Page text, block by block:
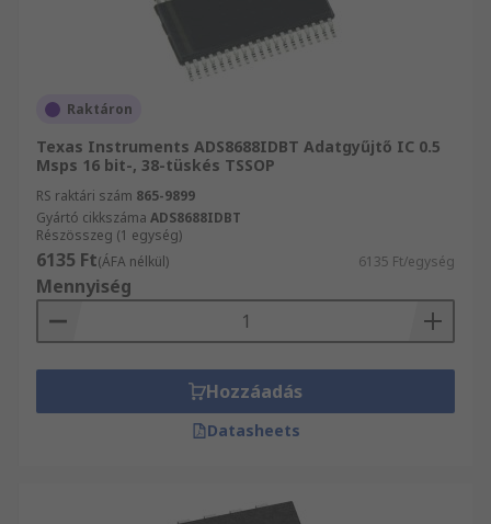
Raktáron
Texas Instruments ADS8688IDBT Adatgyűjtő IC 0.5
Msps 16 bit-, 38-tüskés TSSOP
RS raktári szám 865-9899
Gyártó cikkszáma ADS8688IDBT
Részösszeg (1 egység)
6135 Ft(ÁFA nélkül) 6135 Ft/egység
Mennyiség
Hozzáadás
Datasheets